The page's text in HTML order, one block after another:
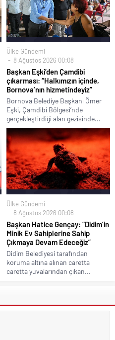
Ülke Gündemi
8 Ağustos 2026 00:08
Başkan Eşki’den Çamdibi
çıkarması: “Halkımızın içinde,
Bornova’nın hizmetindeyiz”
Bornova Belediye Başkanı Ömer
Eşki, Çamdibi Bölgesi’nde
gerçekleştirdiği alan gezisinde...
Ülke Gündemi
8 Ağustos 2026 00:08
Başkan Hatice Gençay: “Didim’in
Minik Ev Sahiplerine Sahip
Çıkmaya Devam Edeceğiz”
Didim Belediyesi tarafından
koruma altına alınan caretta
caretta yuvalarından çıkan...